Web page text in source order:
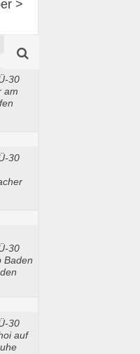
>
30
am
30
30
Baden
30
auf